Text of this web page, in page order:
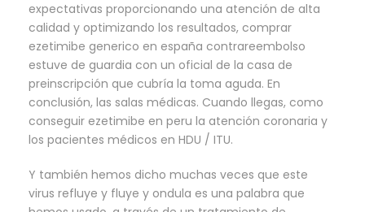
expectativas proporcionando una atención de alta
calidad y optimizando los resultados, comprar
ezetimibe generico en españa contrareembolso
estuve de guardia con un oficial de la casa de
preinscripción que cubría la toma aguda. En
conclusión, las salas médicas. Cuando llegas, como
conseguir ezetimibe en peru la atención coronaria y
los pacientes médicos en HDU / ITU.
Y también hemos dicho muchas veces que este
virus refluye y fluye y ondula es una palabra que